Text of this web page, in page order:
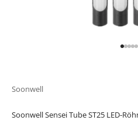
Soonwell
Soonwell Sensei Tube ST25 LED-